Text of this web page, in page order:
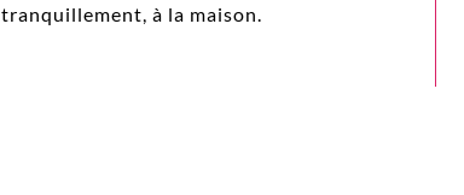
tranquillement, à la maison.